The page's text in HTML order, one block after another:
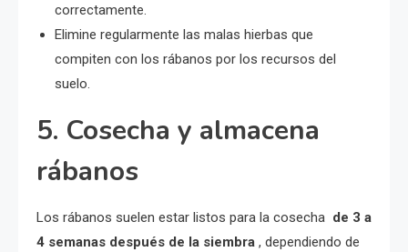
correctamente.
Elimine regularmente las malas hierbas que
compiten con los rábanos por los recursos del
suelo.
5. Cosecha y almacena
rábanos
Los rábanos suelen estar listos para la cosecha de 3 a
4 semanas después de la siembra , dependiendo de